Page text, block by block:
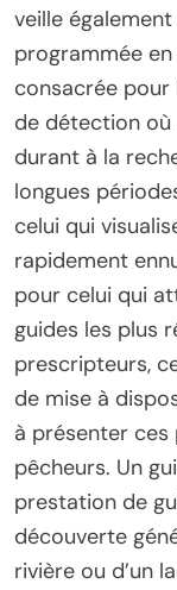
veille
programmée
consacrée pour
de détection où
durant à la
longues
celui qui
rapidement
pour celui qui
guides les plus
prescripteurs,
de mise à
à présenter
pêcheurs. Un
prestation de
découverte
rivière ou d’un